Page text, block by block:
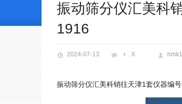
振动筛分仪汇美科
1916
2024-07-13 X
振动筛分仪汇美科销往天津1套仪器编